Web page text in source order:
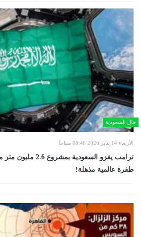
حال السعودية
الأربعاء 14 يناير 2026 08:46 صباحاً
طفرة عالمية مذهلة!